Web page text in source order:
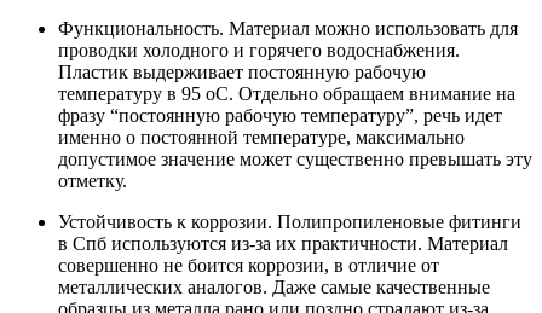
Функциональность. Материал можно использовать для
проводки холодного и горячего водоснабжения.
Пластик выдерживает постоянную рабочую
температуру в 95 оС. Отдельно обращаем внимание на
фразу “постоянную рабочую температуру”, речь идет
именно о постоянной температуре, максимально
допустимое значение может существенно превышать эту
отметку.
Устойчивость к коррозии. Полипропиленовые фитинги
в Спб используются из-за их практичности. Материал
совершенно не боится коррозии, в отличие от
металлических аналогов. Даже самые качественные